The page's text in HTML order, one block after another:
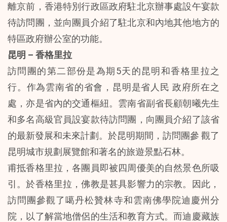
離京前，香港特別行政區政府駐北京辦事處設午宴款
待訪問團，並向團員介紹了駐北京和內地其他地方的
特區政府辦公室的功能。
昆明 – 香格里拉
訪問團的第二部份是為期5天的昆明和香格里拉之
行。作為雲南省的省會，昆明是省人民 政府所在之
處，亦是省內的交通樞紐。雲南省副省長顧朝曦先生
和多名高級官員設宴款待訪問團，向團員介紹了該省
的最新發展和未來計劃。於昆明期間，訪問團參 觀了
昆明城市規劃展覽館和著名的旅遊景點石林。
甫抵香格里拉，各團員即被四周優美的自然景色所吸
引。於香格里拉，佛教是甚具影響力的宗教。因此，
訪問團參觀了噶丹松贊林寺和雲南佛學院迪慶州分
院，以了解當地僧侶的生活和教育方式。而迪慶藏族